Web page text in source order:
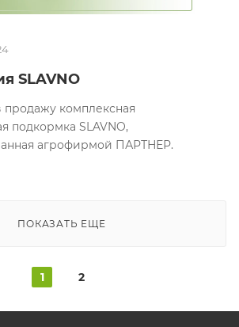
SLAVNO
продажу комплексная
подкормка SLAVNO,
агрофирмой ПАРТНЕР.
ПОКАЗАТЬ ЕЩЕ
1 2